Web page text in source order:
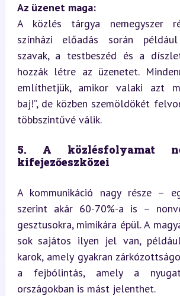
Az üzenet maga:
A közlés tárgya nemegyszer
színházi előadás során
szavak, a testbeszéd és a
hozzák létre az üzenetet.
említhetjük, amikor valaki azt
baj!”, de közben szemöldökét
többszintűvé válik.
5. A közlésfolyamat
kifejezőeszközei
A kommunikáció nagy része –
szerint akár 60-70%-a is –
gesztusokra, mimikára épül. A
sok sajátos ilyen jel van,
karok, amely gyakran
a fejbólintás, amely a
országokban is mást jelenthet.